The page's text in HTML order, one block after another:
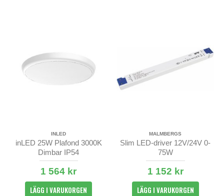
INLED
inLED 25W Plafond 3000K
Dimbar IP54
1 564 kr
LÄGG I VARUKORGEN
MALMBERGS
Slim LED-driver 12V/24V 0-
75W
1 152 kr
LÄGG I VARUKORGEN